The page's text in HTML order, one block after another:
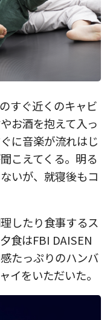
すぐ近くのキャビ
お酒を抱えて入っ
に音楽が流れはじ
こえてくる。明る
いが、就寝後もコ
したり食事するス
食はFBI DAISEN
たっぷりのハンバ
イをいただいた。